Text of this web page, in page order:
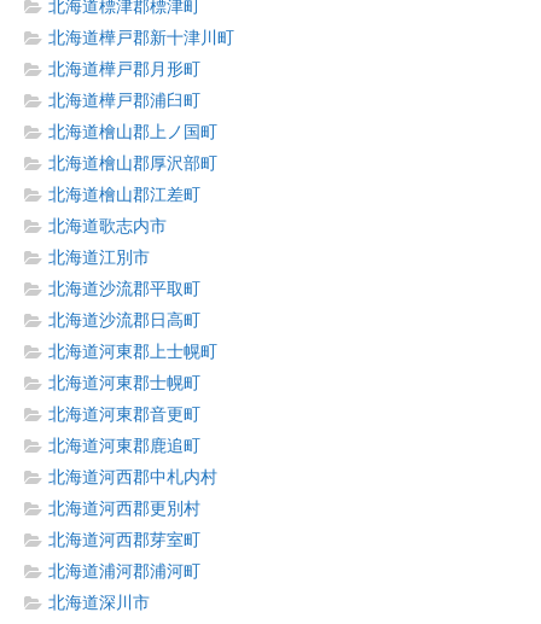
北海道標津郡標津町
北海道樺戸郡新十津川町
北海道樺戸郡月形町
北海道樺戸郡浦臼町
北海道檜山郡上ノ国町
北海道檜山郡厚沢部町
北海道檜山郡江差町
北海道歌志内市
北海道江別市
北海道沙流郡平取町
北海道沙流郡日高町
北海道河東郡上士幌町
北海道河東郡士幌町
北海道河東郡音更町
北海道河東郡鹿追町
北海道河西郡中札内村
北海道河西郡更別村
北海道河西郡芽室町
北海道浦河郡浦河町
北海道深川市